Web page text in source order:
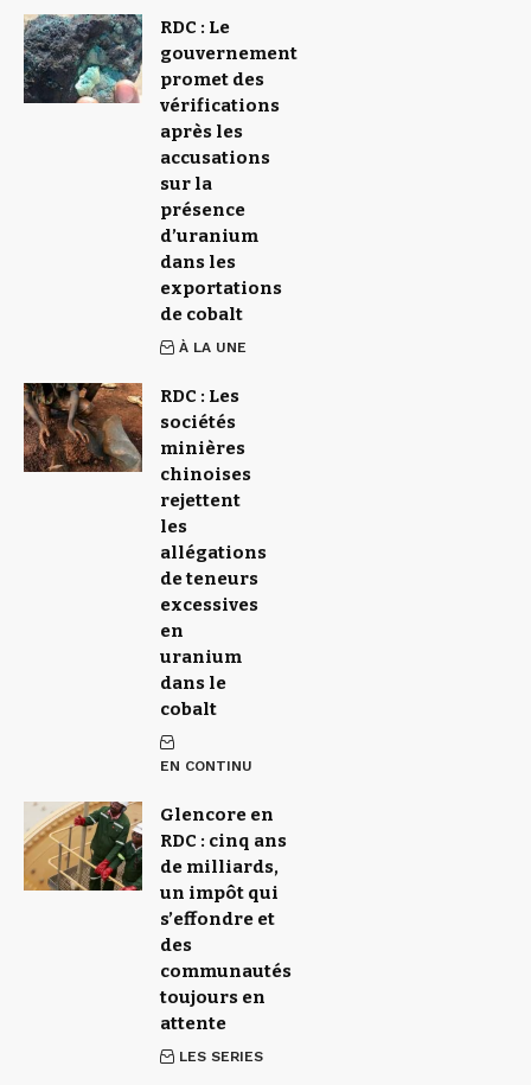
RDC : Le
gouvernement
promet des
vérifications
après les
accusations
sur la
présence
d’uranium
dans les
exportations
de cobalt
À LA UNE
RDC : Les
sociétés
minières
chinoises
rejettent
les
allégations
de teneurs
excessives
en
uranium
dans le
cobalt
EN CONTINU
Glencore en
RDC : cinq ans
de milliards,
un impôt qui
s’effondre et
des
communautés
toujours en
attente
LES SERIES